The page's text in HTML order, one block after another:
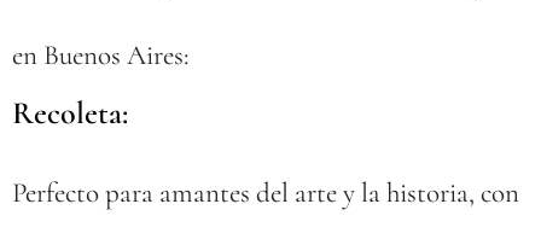
en Buenos Aires:
Recoleta:
Perfecto para amantes del arte y la historia, con